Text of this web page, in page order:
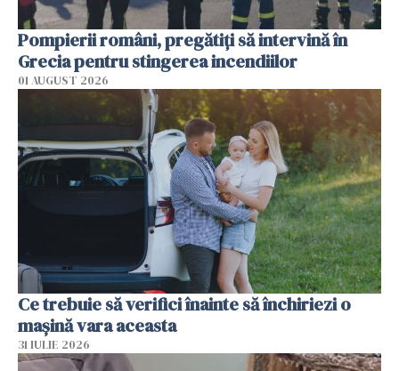
Pompierii români, pregătiţi să intervină în
Grecia pentru stingerea incendiilor
01 AUGUST 2026
Ce trebuie să verifici înainte să închiriezi o
mașină vara aceasta
31 IULIE 2026